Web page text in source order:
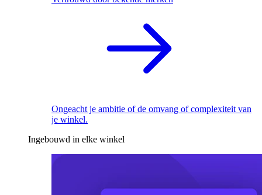
Ongeacht je ambitie of de omvang of complexiteit van
je winkel.
Ingebouwd in elke winkel